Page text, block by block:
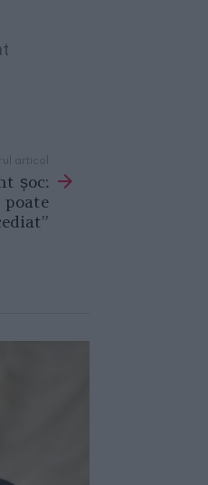
articol
șoc:
poate